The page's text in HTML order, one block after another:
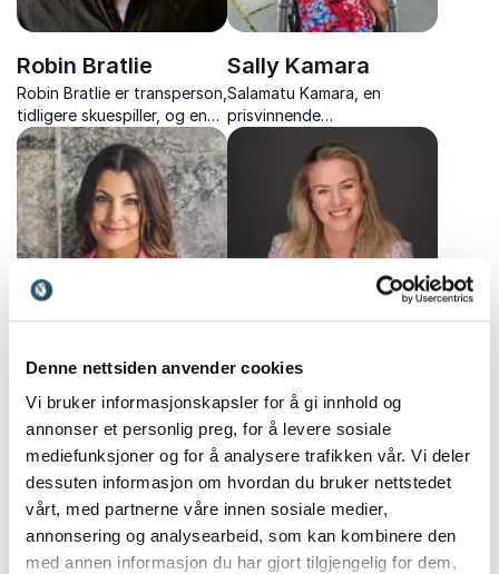
Denne nettsiden anvender cookies
Vi bruker informasjonskapsler for å gi innhold og
annonser et personlig preg, for å levere sosiale
mediefunksjoner og for å analysere trafikken vår. Vi deler
dessuten informasjon om hvordan du bruker nettstedet
vårt, med partnerne våre innen sosiale medier,
annonsering og analysearbeid, som kan kombinere den
med annen informasjon du har gjort tilgjengelig for dem,
Robin Bratlie
Robin Bratlie er transperson,
tidligere skuespiller, og en
erfaren foredragsholder,
som gir deg verktøyene du
trenger for å ta tak i livet
og endre det til ett liv og en
hverdag du kan stå
rakrygget i...
Sally Kamara
Salamatu Kamara, en
prisvinnende
ungdomsentreprenør og
aktivist, deler sin kraftfulle
historie om å overvinne
hindringer. Gi ditt publikum
en uforglemmelig
opplevelse!
Silje Landevåg
Silje Landevåg er en
kremmer som motiveres av å
tenke stort, skape
vinnerteam og tørre å våge.
Hun har stor lidenskap for
prestasjonskultur,
forretningsutvikling og
verdiskapende investeringer.
Siri Abrahamsen
Siri er ekspert på samarbeid,
team og å få folk til å
prestere bra sammen. Hun
mener at selvinnsikt, riktig
tankesett og robusthet får
oss gjennom alle mulige
utfordringer.